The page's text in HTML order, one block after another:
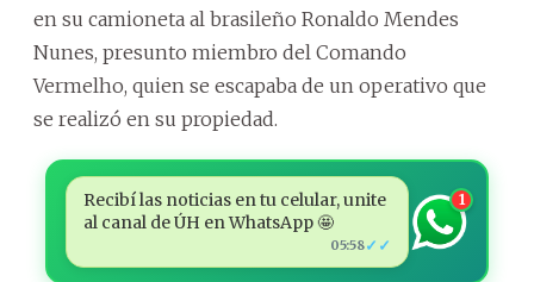
en su camioneta al brasileño Ronaldo Mendes
Nunes, presunto miembro del Comando
Vermelho, quien se escapaba de un operativo que
se realizó en su propiedad.
Recibí las noticias en tu celular, unite
al canal de ÚH en WhatsApp 🤩
05:58✓✓
1